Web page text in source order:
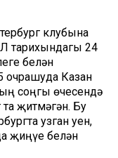
клубына
24
белән
очрашуда Казан
соңгы өчесендә
җитмәгән. Бу
узган уен,
җиңүе белән